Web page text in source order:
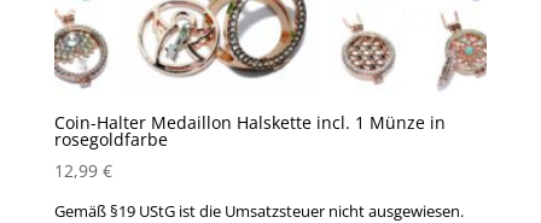
Coin-Halter Medaillon Halskette incl. 1 Münze in
rosegoldfarbe
12,99 €
Gemäß §19 UStG ist die Umsatzsteuer nicht ausgewiesen.